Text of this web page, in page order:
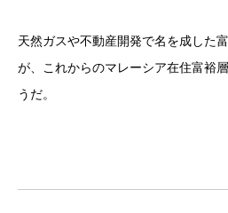
天然ガスや不動産開発で名を成した
が、これからのマレーシア在住富裕
うだ。